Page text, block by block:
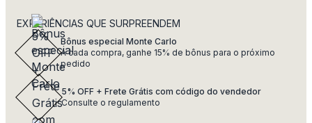
EXPERIÊNCIAS QUE SURPREENDEM
Bônus especial Monte Carlo
A cada compra, ganhe 15% de bônus para o próximo
pedido
5% OFF + Frete Grátis com código do vendedor
Consulte o regulamento